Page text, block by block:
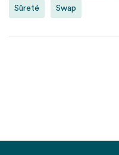
Sûreté Swap